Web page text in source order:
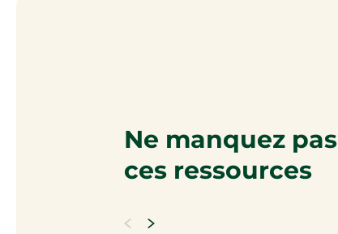
Ne manquez pas
ces ressources